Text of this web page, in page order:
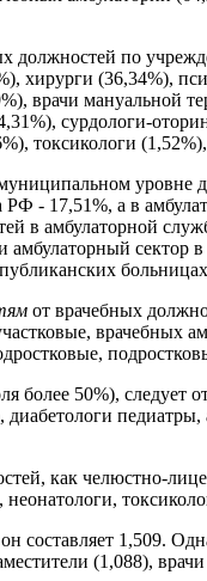
по
хирурги (36,34%),
врачи мануальной
сурдологи-
токсикологи
уровне
- 17,51%, а в
в амбулаторной
амбулаторный
от врачебных
врачебных
50%), следует
как челюстно-
составляет 1,509.
(1,088),